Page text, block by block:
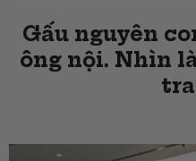
Gấu nguyên
ông nội. Nhìn